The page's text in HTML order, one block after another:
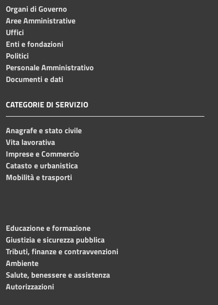
Organi di Governo
Aree Amministrative
Uffici
Enti e fondazioni
Politici
Personale Amministrativo
Documenti e dati
CATEGORIE DI SERVIZIO
Anagrafe e stato civile
Vita lavorativa
Imprese e Commercio
Catasto e urbanistica
Mobilità e trasporti
Educazione e formazione
Giustizia e sicurezza pubblica
Tributi, finanze e contravvenzioni
Ambiente
Salute, benessere e assistenza
Autorizzazioni